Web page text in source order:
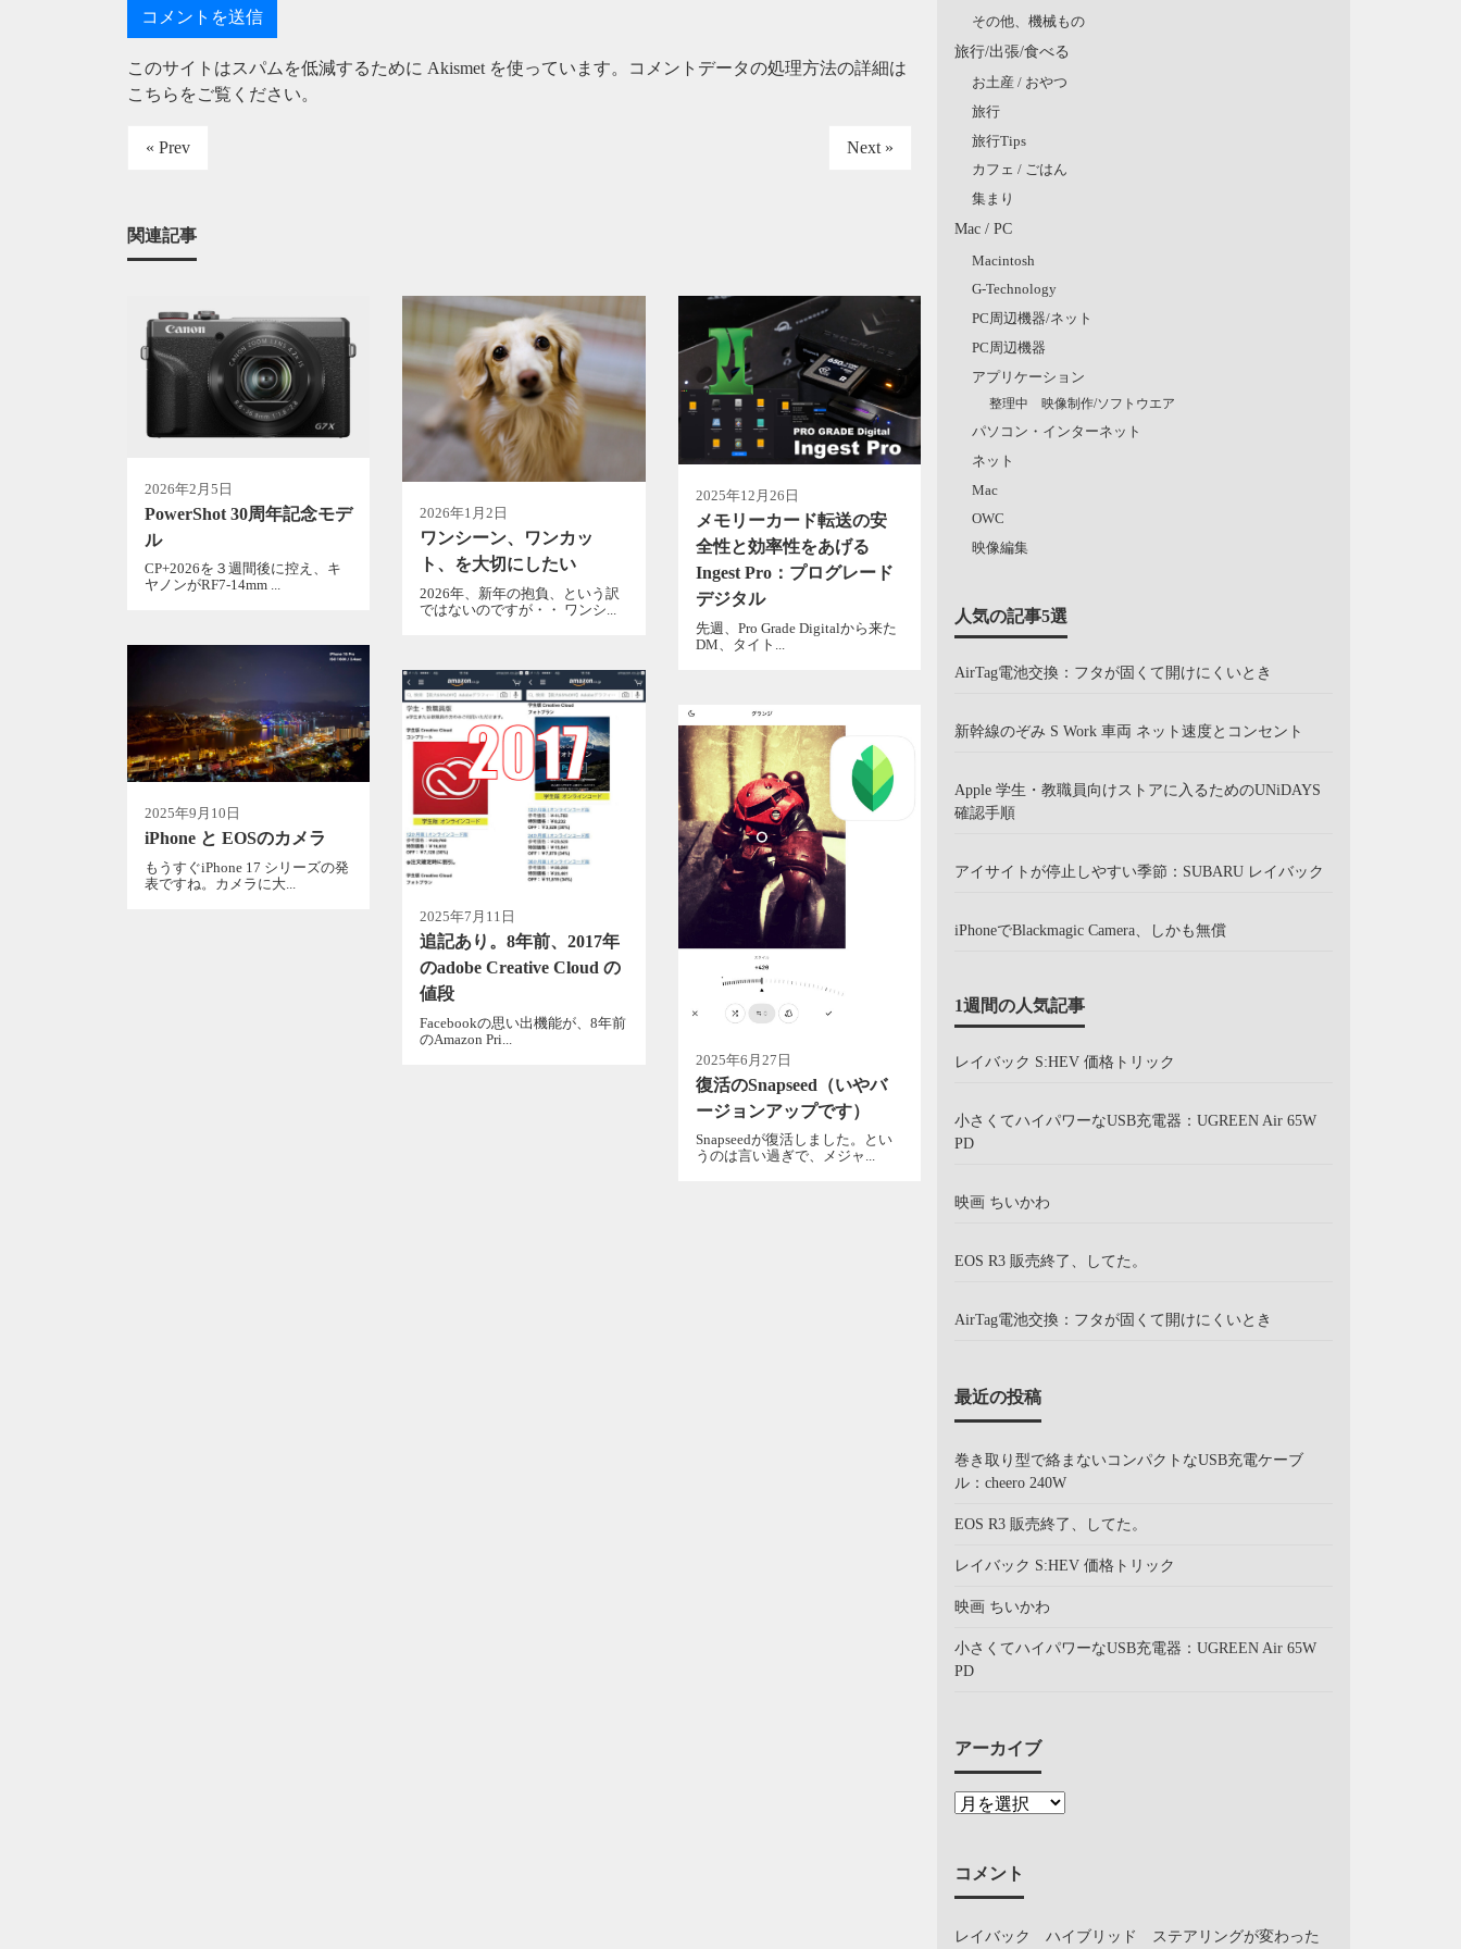
このサイトはスパムを低減するために Akismet を使っています。
コメントデータの処理方法の詳細は
こちらをご覧ください。
« Prev Next »
関連記事
2026年2月5日
PowerShot 30周年記念モデ
ル
CP+2026を３週間後に控え、キ
ヤノンがRF7-14mm ...
2026年1月2日
ワンシーン、ワンカッ
ト、を大切にしたい
2026年、新年の抱負、という訳
ではないのですが・・ ワンシ...
2025年12月26日
メモリーカード転送の安
全性と効率性をあげる
Ingest Pro：プログレード
デジタル
先週、Pro Grade Digitalから来た
DM、タイト...
2025年9月10日
iPhone と EOSのカメラ
もうすぐiPhone 17 シリーズの発
表ですね。カメラに大...
2025年7月11日
追記あり。8年前、2017年
のadobe Creative Cloud の
値段
Facebookの思い出機能が、8年前
のAmazon Pri...
2025年6月27日
復活のSnapseed（いやバ
ージョンアップです）
Snapseedが復活しました。とい
うのは言い過ぎで、メジャ...
その他、機械もの
旅行/出張/食べる
お土産 / おやつ
旅行
旅行Tips
カフェ / ごはん
集まり
Mac / PC
Macintosh
G-Technology
PC周辺機器/ネット
PC周辺機器
アプリケーション
整理中 映像制作/ソフトウエア
パソコン・インターネット
ネット
Mac
OWC
映像編集
人気の記事5選
AirTag電池交換：フタが固くて開けにくいとき
新幹線のぞみ S Work 車両 ネット速度とコンセント
Apple 学生・教職員向けストアに入るためのUNiDAYS
確認手順
アイサイトが停止しやすい季節：SUBARU レイバック
iPhoneでBlackmagic Camera、しかも無償
1週間の人気記事
レイバック S:HEV 価格トリック
小さくてハイパワーなUSB充電器：UGREEN Air 65W
PD
映画 ちいかわ
EOS R3 販売終了、してた。
AirTag電池交換：フタが固くて開けにくいとき
最近の投稿
巻き取り型で絡まないコンパクトなUSB充電ケーブ
ル：cheero 240W
EOS R3 販売終了、してた。
レイバック S:HEV 価格トリック
映画 ちいかわ
小さくてハイパワーなUSB充電器：UGREEN Air 65W
PD
アーカイブ
コメント
レイバック ハイブリッド ステアリングが変わった